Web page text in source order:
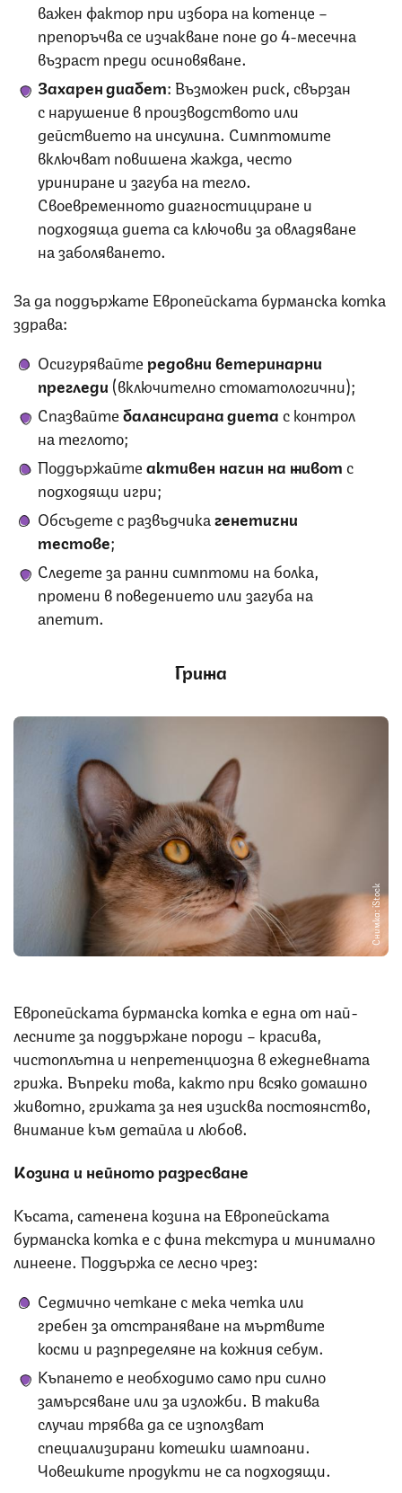
важен фактор при избора на котенце –
препоръчва се изчакване поне до 4-месечна
възраст преди осиновяване.
Захарен диабет: Възможен риск, свързан
с нарушение в производството или
действието на инсулина. Симптомите
включват повишена жажда, често
уриниране и загуба на тегло.
Своевременното диагностициране и
подходяща диета са ключови за овладяване
на заболяването.
За да поддържате Европейската бурманска котка
здрава:
Осигурявайте редовни ветеринарни
прегледи (включително стоматологични);
Спазвайтебалансирана диетас контрол
на теглото;
Поддържайтеактивен начин на животс
подходящи игри;
Обсъдете с развъдчикагенетични
тестове;
Следете за ранни симптоми на болка,
промени в поведението или загуба на
апетит.
Грижа
Снимка: iStock
Европейската бурманска котка е една от най-
лесните за поддържане породи – красива,
чистоплътна и непретенциозна в ежедневната
грижа. Въпреки това, както при всяко домашно
животно, грижата за нея изисква постоянство,
внимание към детайла и любов.
Козина и нейното разресване
Късата, сатенена козина на Европейската
бурманска котка е с фина текстура и минимално
линеене. Поддържа се лесно чрез:
Седмично четкане с мека четка или
гребен за отстраняване на мъртвите
косми и разпределяне на кожния себум.
Къпането е необходимо само при силно
замърсяване или за изложби. В такива
случаи трябва да се използват
специализирани котешки шампоани.
Човешките продукти не са подходящи.